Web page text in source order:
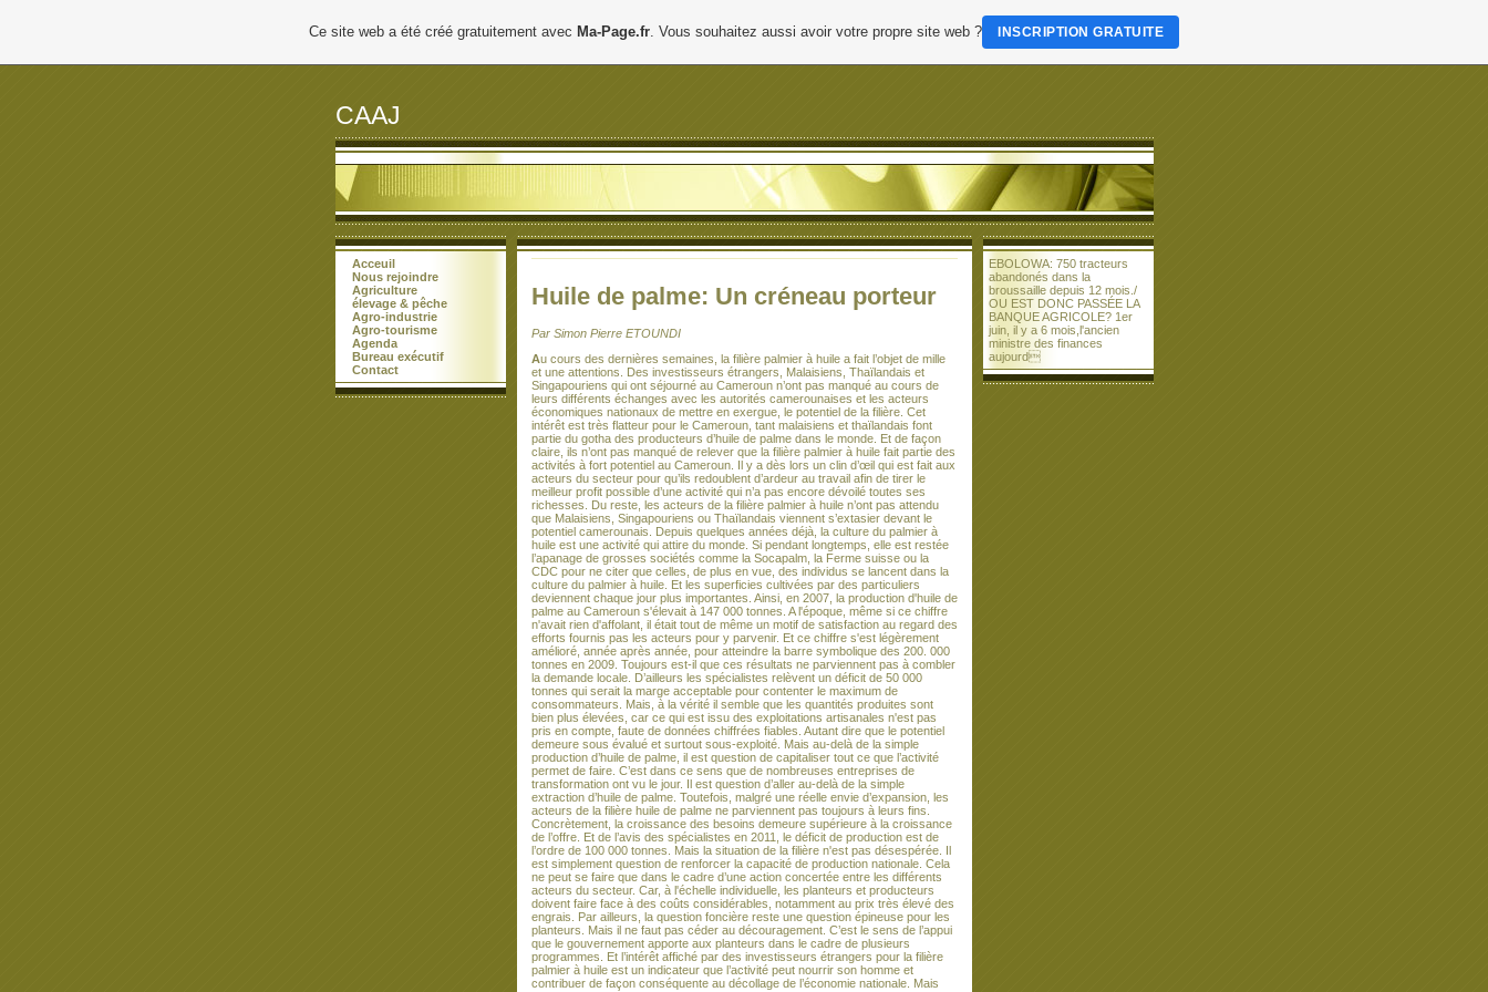
CAAJ
Acceuil
Nous rejoindre
Agriculture
élevage & pêche
Agro-industrie
Agro-tourisme
Agenda
Bureau exécutif
Contact
Huile de palme: Un créneau porteur
Par Simon Pierre ETOUNDI
Au cours des dernières semaines, la filière palmier à huile a fait l’objet de mille
et une attentions. Des investisseurs étrangers, Malaisiens, Thaïlandais et
Singapouriens qui ont séjourné au Cameroun n’ont pas manqué au cours de
leurs différents échanges avec les autorités camerounaises et les acteurs
économiques nationaux de mettre en exergue, le potentiel de la filière. Cet
intérêt est très flatteur pour le Cameroun, tant malaisiens et thaïlandais font
partie du gotha des producteurs d’huile de palme dans le monde. Et de façon
claire, ils n’ont pas manqué de relever que la filière palmier à huile fait partie des
activités à fort potentiel au Cameroun. Il y a dès lors un clin d’œil qui est fait aux
acteurs du secteur pour qu’ils redoublent d’ardeur au travail afin de tirer le
meilleur profit possible d’une activité qui n’a pas encore dévoilé toutes ses
richesses. Du reste, les acteurs de la filière palmier à huile n’ont pas attendu
que Malaisiens, Singapouriens ou Thaïlandais viennent s’extasier devant le
potentiel camerounais. Depuis quelques années déjà, la culture du palmier à
huile est une activité qui attire du monde. Si pendant longtemps, elle est restée
l’apanage de grosses sociétés comme la Socapalm, la Ferme suisse ou la
CDC pour ne citer que celles, de plus en vue, des individus se lancent dans la
culture du palmier à huile. Et les superficies cultivées par des particuliers
deviennent chaque jour plus importantes. Ainsi, en 2007, la production d'huile de
palme au Cameroun s'élevait à 147 000 tonnes. A l'époque, même si ce chiffre
n'avait rien d'affolant, il était tout de même un motif de satisfaction au regard des
efforts fournis pas les acteurs pour y parvenir. Et ce chiffre s'est légèrement
amélioré, année après année, pour atteindre la barre symbolique des 200. 000
tonnes en 2009. Toujours est-il que ces résultats ne parviennent pas à combler
la demande locale. D’ailleurs les spécialistes relèvent un déficit de 50 000
tonnes qui serait la marge acceptable pour contenter le maximum de
consommateurs. Mais, à la vérité il semble que les quantités produites sont
bien plus élevées, car ce qui est issu des exploitations artisanales n'est pas
pris en compte, faute de données chiffrées fiables. Autant dire que le potentiel
demeure sous évalué et surtout sous-exploité. Mais au-delà de la simple
production d’huile de palme, il est question de capitaliser tout ce que l’activité
permet de faire. C’est dans ce sens que de nombreuses entreprises de
transformation ont vu le jour. Il est question d’aller au-delà de la simple
extraction d’huile de palme. Toutefois, malgré une réelle envie d’expansion, les
acteurs de la filière huile de palme ne parviennent pas toujours à leurs fins.
Concrètement, la croissance des besoins demeure supérieure à la croissance
de l’offre. Et de l’avis des spécialistes en 2011, le déficit de production est de
l’ordre de 100 000 tonnes. Mais la situation de la filière n'est pas désespérée. Il
est simplement question de renforcer la capacité de production nationale. Cela
ne peut se faire que dans le cadre d’une action concertée entre les différents
acteurs du secteur. Car, à l'échelle individuelle, les planteurs et producteurs
doivent faire face à des coûts considérables, notamment au prix très élevé des
engrais. Par ailleurs, la question foncière reste une question épineuse pour les
planteurs. Mais il ne faut pas céder au découragement. C’est le sens de l’appui
que le gouvernement apporte aux planteurs dans le cadre de plusieurs
programmes. Et l’intérêt affiché par des investisseurs étrangers pour la filière
palmier à huile est un indicateur que l’activité peut nourrir son homme et
contribuer de façon conséquente au décollage de l’économie nationale. Mais
EBOLOWA: 750 tracteurs
abandonés dans la
broussaille depuis 12 mois./
OU EST DONC PASSÉE LA
BANQUE AGRICOLE? 1er
juin, il y a 6 mois,l'ancien
ministre des finances
aujourd
Ce site web a été créé gratuitement avec Ma-Page.fr. Vous souhaitez aussi avoir votre propre site web ? INSCRIPTION GRATUITE